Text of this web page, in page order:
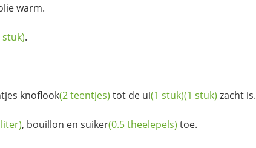
warm.
stuk).
knoflook(2 teentjes) tot de ui(1 stuk)(1 stuk) zacht is.
, bouillon en suiker(0.5 theelepels) toe.